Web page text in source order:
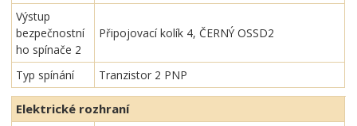
Výstup
bezpečnostní
ho spínače 2
Připojovací kolík 4, ČERNÝ OSSD2
Typ spínání Tranzistor 2 PNP
Elektrické rozhraní